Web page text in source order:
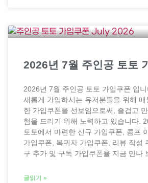
2026년 7월 주인공 토토
2026년 7월 주인공 토토 가입쿠폰 입
새롭게 가입하시는 유저분들을 위해 매
한 가입쿠폰을 선보임으로써, 즐겁고
험을 드리기 위해 노력하고 있습니다.
토토에서 마련한 신규 가입쿠폰, 콤프
가입쿠폰, 복귀자 가입쿠폰, 리뷰 작성
구 추가 및 구독 가입쿠폰을 지금 만나
글읽기 »